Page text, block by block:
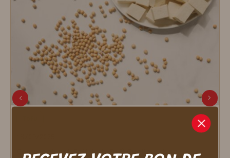
Comment est fait le tofu ? Quelle est sa